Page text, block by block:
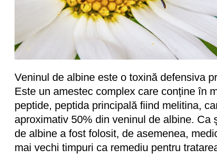
Veninul de albine este o toxină defensiva
Este un amestec complex care conține în
peptide, peptida principală fiind melitina,
aproximativ 50% din veninul de albine. Ca
de albine a fost folosit, de asemenea,
mai vechi timpuri ca remediu pentru